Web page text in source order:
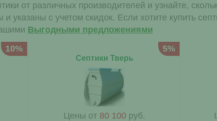
от различных производителей и узнайте,
указаны с учетом скидок. Если хотите купить
Выгодными предложениями
10%
Септики Тверь
Цены от 80 100 руб.
5%